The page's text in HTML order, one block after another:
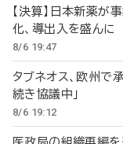
【決算】日本新薬
化、導出入を盛んに
8/6 19:47
タブネオス、欧州
続き協議中」
8/6 19:12